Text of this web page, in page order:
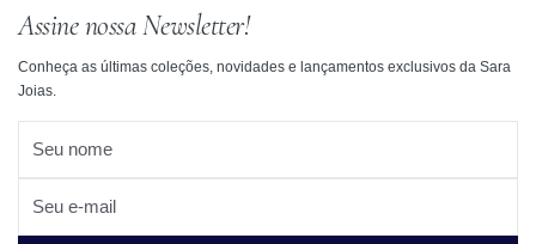
Assine nossa Newsletter!
Conheça as últimas coleções, novidades e lançamentos exclusivos da Sara
Joias.
Seu nome
Seu e-mail